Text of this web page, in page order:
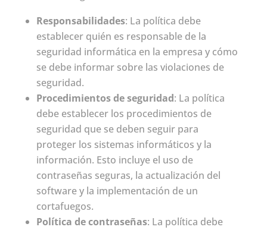
Responsabilidades: La política debe
establecer quién es responsable de la
seguridad informática en la empresa y cómo
se debe informar sobre las violaciones de
seguridad.
Procedimientos de seguridad: La política
debe establecer los procedimientos de
seguridad que se deben seguir para
proteger los sistemas informáticos y la
información. Esto incluye el uso de
contraseñas seguras, la actualización del
software y la implementación de un
cortafuegos.
Política de contraseñas: La política debe